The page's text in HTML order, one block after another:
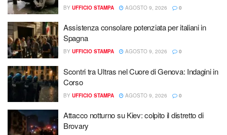
BY UFFICIO STAMPA AGOSTO 9, 2026 0
Assistenza consolare potenziata per italiani in
Spagna
BY UFFICIO STAMPA AGOSTO 9, 2026 0
Scontri tra Ultras nel Cuore di Genova: Indagini in
Corso
BY UFFICIO STAMPA AGOSTO 9, 2026 0
Attacco notturno su Kiev: colpito il distretto di
Brovary